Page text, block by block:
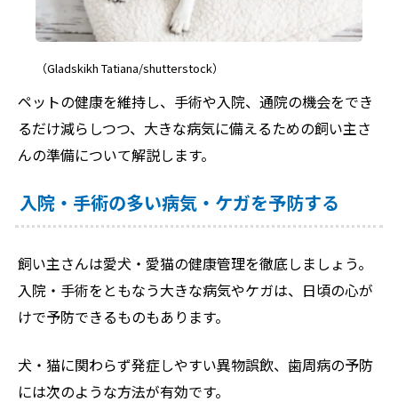
（Gladskikh Tatiana/shutterstock）
ペットの健康を維持し、手術や入院、通院の機会をでき
るだけ減らしつつ、大きな病気に備えるための飼い主さ
んの準備について解説します。
入院・手術の多い病気・ケガを予防する
飼い主さんは愛犬・愛猫の健康管理を徹底しましょう。
入院・手術をともなう大きな病気やケガは、日頃の心が
けで予防できるものもあります。
犬・猫に関わらず発症しやすい異物誤飲、歯周病の予防
には次のような方法が有効です。